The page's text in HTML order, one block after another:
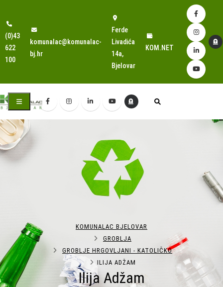
(0)43
622
100
komunalac@komunalac-
bj.hr
Ferde
Livadića
14a,
Bjelovar
KOM.NET
Ilija Adžam
KOMUNALAC BJELOVAR
GROBLJA
GROBLJE HRGOVLJANI - KATOLIČKO
ILIJA ADŽAM